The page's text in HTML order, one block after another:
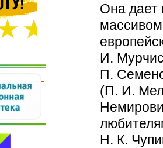
Она дает
И.
П.
(П. И.
Н. К.